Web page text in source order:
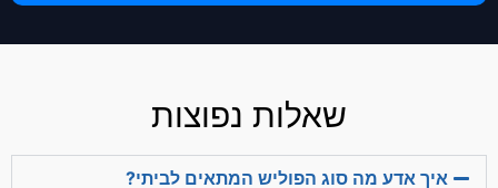
שאלות נפוצות
איך אדע מה סוג הפוליש המתאים לביתי?